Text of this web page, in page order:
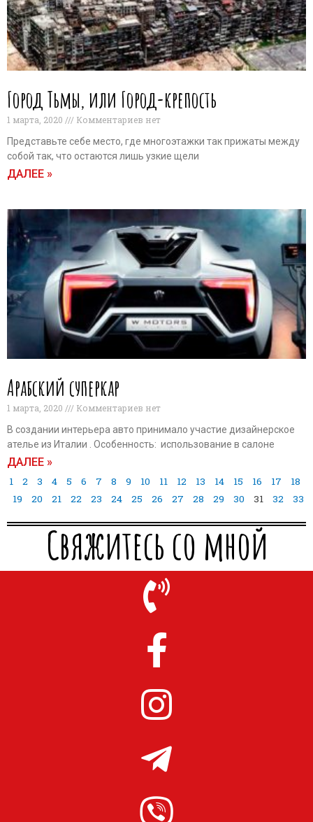
Город Тьмы, или Город-крепость
1 марта, 2020
Комментариев нет
Представьте себе место, где многоэтажки так прижаты между
собой так, что остаются лишь узкие щели
ДАЛЕЕ »
Арабский суперкар
1 марта, 2020
Комментариев нет
В создании интерьера авто принимало участие дизайнерское
ателье из Италии . Особенность: использование в салоне
ДАЛЕЕ »
1 2 3 4 5 6 7 8 9 10 11 12 13 14 15 16 17
18
19
20 21 22 23 24 25 26 27 28 29 30 31 32 33
Свяжитесь со мной